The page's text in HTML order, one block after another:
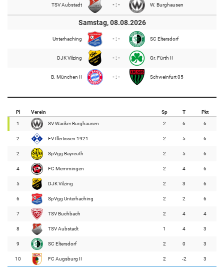
TSV Aubstadt - : - W. Burghausen
Samstag, 08.08.2026
Unterhaching - : - SC Eltersdorf
DJK Vilzing - : - Gr. Fürth II
B. München II - : - Schweinfurt 05
Pl Verein Sp T Pkt
1 SV Wacker Burghausen 2 6 6
2 FV Illertissen 1921 2 5 6
2 SpVgg Bayreuth 2 5 6
4 FC Memmingen 2 4 6
5 DJK Vilzing 2 3 6
6 SpVgg Unterhaching 2 2 6
7 TSV Buchbach 2 4 4
8 TSV Aubstadt 1 4 3
9 SC Eltersdorf 2 0 3
10 FC Augsburg II 2 -2 3